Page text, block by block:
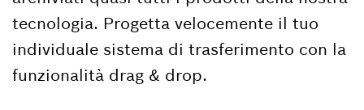
tecnologia. Progetta velocemente il tuo
individuale sistema di trasferimento con la
funzionalità drag & drop.